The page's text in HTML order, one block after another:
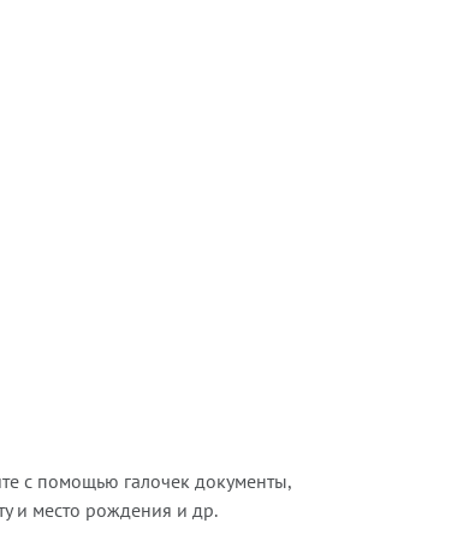
с помощью галочек документы,
и место рождения и др.